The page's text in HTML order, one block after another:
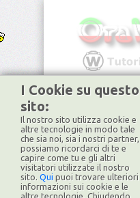
©2026ilMeteo.it
I Cookie su questo
sito:
Il nostro sito utilizza cookie e
altre tecnologie in modo tale
che sia noi, sia i nostri partner,
possiamo ricordarci di te e
capire come tu e gli altri
visitatori utilizzate il nostro
sito. Qui puoi trovare ulteriori
informazioni sui cookie e le
altre tecnologie. Chiudendo